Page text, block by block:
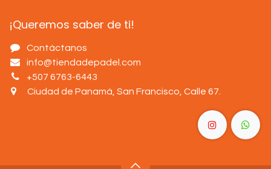
¡Queremos saber de ti!
Contáctanos
info@tiendadepadel.com
+507 6763-6443
Ciudad de Panamá, San Francisco, Calle 67